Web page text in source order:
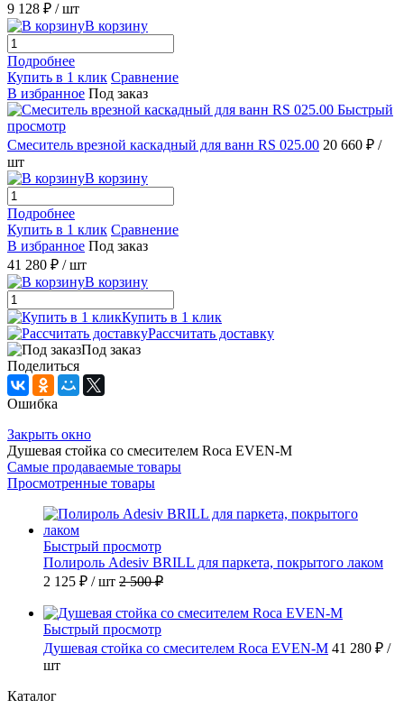
9 128 ₽ / шт
В корзину
Подробнее
Купить в 1 клик Сравнение
В избранное Под заказ
Быстрый
просмотр
Смеситель врезной каскадный для ванн RS 025.00 20 660 ₽ /
шт
В корзину
Подробнее
Купить в 1 клик Сравнение
В избранное Под заказ
41 280 ₽ / шт
В корзину
Купить в 1 клик
Рассчитать доставку
Под заказ
Поделиться
Ошибка
Закрыть окно
Душевая стойка со смесителем Roca EVEN-M
Самые продаваемые товары
Просмотренные товары
Быстрый просмотр
Полироль Adesiv BRILL для паркета, покрытого лаком
2 125 ₽ / шт 2 500 ₽
Быстрый просмотр
Душевая стойка со смесителем Roca EVEN-M 41 280 ₽ /
шт
Каталог